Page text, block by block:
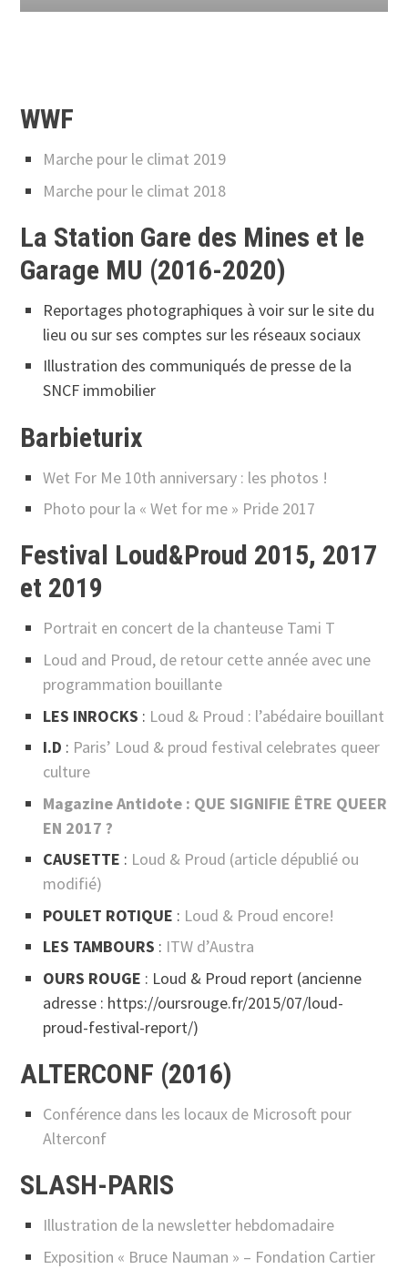
WWF
Marche pour le climat 2019
Marche pour le climat 2018
La Station Gare des Mines et le
Garage MU (2016-2020)
Reportages photographiques à voir sur le site du
lieu ou sur ses comptes sur les réseaux sociaux
Illustration des communiqués de presse de la
SNCF immobilier
Barbieturix
Wet For Me 10th anniversary : les photos !
Photo pour la « Wet for me » Pride 2017
Festival Loud&Proud 2015, 2017
et 2019
Portrait en concert de la chanteuse Tami T
Loud and Proud, de retour cette année avec une
programmation bouillante
LES INROCKS : Loud & Proud : l’abédaire bouillant
I.D : Paris’ Loud & proud festival celebrates queer
culture
Magazine Antidote : QUE SIGNIFIE ÊTRE QUEER
EN 2017 ?
CAUSETTE : Loud & Proud (article dépublié ou
modifié)
POULET ROTIQUE : Loud & Proud encore!
LES TAMBOURS : ITW d’Austra
OURS ROUGE : Loud & Proud report (ancienne
adresse : https://oursrouge.fr/2015/07/loud-
proud-festival-report/)
ALTERCONF (2016)
Conférence dans les locaux de Microsoft pour
Alterconf
SLASH-PARIS
Illustration de la newsletter hebdomadaire
Exposition « Bruce Nauman » – Fondation Cartier